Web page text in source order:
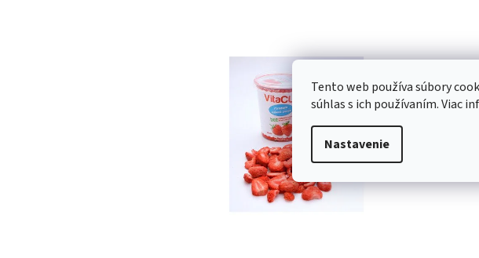
Tento web používa súbory
súhlas s ich používaním. Viac
Nastavenie